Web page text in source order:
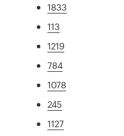
1833
113
1219
784
1078
245
1127